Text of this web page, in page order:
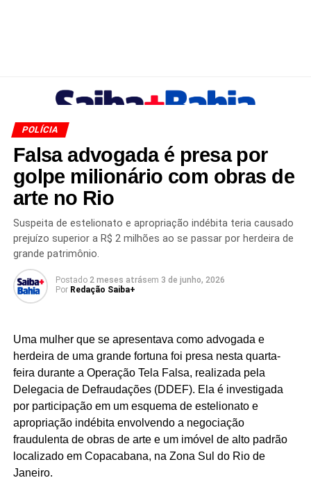
POLÍCIA
Falsa advogada é presa por
golpe milionário com obras de
arte no Rio
Suspeita de estelionato e apropriação indébita teria causado
prejuízo superior a R$ 2 milhões ao se passar por herdeira de
grande patrimônio.
Postado 2 meses atrásem 3 de junho, 2026
Por Redação Saiba+
Uma mulher que se apresentava como advogada e
herdeira de uma grande fortuna foi presa nesta quarta-
feira durante a Operação Tela Falsa, realizada pela
Delegacia de Defraudações (DDEF). Ela é investigada
por participação em um esquema de estelionato e
apropriação indébita envolvendo a negociação
fraudulenta de obras de arte e um imóvel de alto padrão
localizado em Copacabana, na Zona Sul do Rio de
Janeiro.